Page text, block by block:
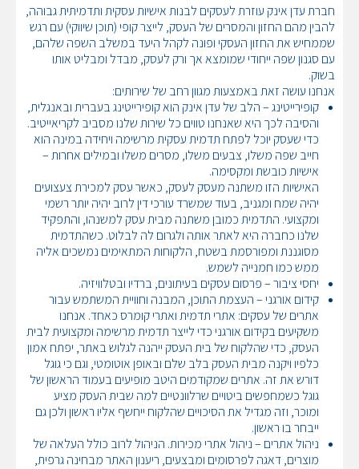
חברת עדן אינק עוזרת לעסקים לבנות אישיות עסקית ותדמיתית גבוהה,
להבין מהם החזון והמסרים של העסק, לייצר קופי (תוכן שיווקי) עם רגש
שממחיש את החזון העסקי ופונה לקהל היעד במשלב השפה שלהם,
עם סגנון שפה ייחודי שמומצא אך ורק לעסק, מבדל ומבליט אותו
בשוק.
אנחנו עושה זאת באמצעות מגוון רחב של שירותים:
קופירייטינג – הלב של עדן אינק הוא קופירייטינג בעברית ובאנגלית,
והסיבה לכך היא שאנחנו טווים כל שירות שלנו מסביב לקריאייטיב.
כדי שעסק יוכל לפתח תדמית עסקית מרשימה ויחידה במינה הוא
חייב שפה משלו, צבעים משלו, מסרים משלו ובמילים אחרות –
אישיות כובשת ומקסימה.
האישיות הזו משתנה מעסק לעסק, כאשר עסק למכירת צעצועים
יהיה שמח ומגניב, בעוד שמשרד עורכי דין לרוב יהיה יותר רשמי
ומקצועי. התדמית כמובן משתנה מבית עסק למשנהו, והתפקיד
שלנו כחברה היא לאתר אותה ולגרום לה לבלוט. כשהתדמית
מסוגננת ומפורסמת בשטח, הלקוחות המתאימים נמשכים אליה
ממש כמו חמנייה לשמש.
יחסי ציבור – פרסום עסקים בעיתונים, ברדיו ובטלוויזיה.
קידום אורגני – העצמת התוכן, המבנה וחוויית המשתמש עבור
אתרים של עסקים: אתרי תדמית ואתרי קומרס כאחד. אנחנו
משקיעים בקידום אורגני כדי לייצר תדמית מרשימה ומקצועית לבית
העסק, כדי שהלקוח של בית העסק ייהנה לגלוש באתר, יפתח אמון
כלפיו ויקנה מבית העסק בלב שלם ובאופן אוטומטי, וגם כי גוגל
דורש את זה. אתרים שמקודמים היטב מופיעים בעמוד הראשון של
גוגל כשמחפשים ביטויים שרלוונטיים למה שבית העסק מציע
ומוכר, וזה מגדיל את הסיכויים שהלקוח ייחשף אליו ראשון ולכן גם
ייבחר בו ראשון.
ניהול אתרים – ניהול אתרי מכירות. הניהול לרוב כולל העלאה של
מוצרים, דאגה לפרסומים ומבצעים, ריענון האתר מבחינה גרפית,